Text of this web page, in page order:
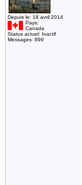
Depuis le: 18 avril 2014
Pays:
Canada
Status actuel: Inactif
Messages: 899